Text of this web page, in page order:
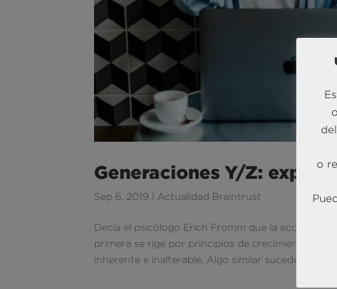
Generaciones Y/Z:
Sep 6, 2019 Actualidad Braintrust
Decía el psicólogo Erich Fromm que la economía
primera se rige por principios de crecimiento
inherente e inalterable. Algo similar sucede...
o